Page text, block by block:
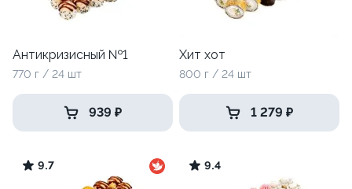
Антикризисный №1
770 г / 24 шт
939 ₽
Хит хот
800 г / 24 шт
1 279 ₽
9.7 9.4